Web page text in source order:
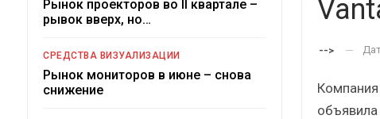
-->
Рынок проекторов во II квартале –
рывок вверх, но…
СРЕДСТВА ВИЗУАЛИЗАЦИИ
Рынок мониторов в июне – снова
снижение
Цифровая экономика 2026.
Краткий статистический